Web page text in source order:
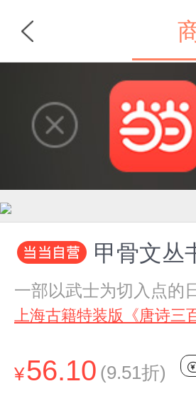
甲骨文丛
一部以武士为切入点的
上海古籍特装版《唐诗三
¥56.10 (9.51折)